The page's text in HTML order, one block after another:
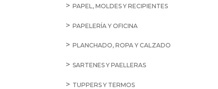
PAPEL, MOLDES Y RECIPIENTES
PAPELERÍA Y OFICINA
PLANCHADO, ROPA Y CALZADO
SARTENES Y PAELLERAS
TUPPERS Y TERMOS